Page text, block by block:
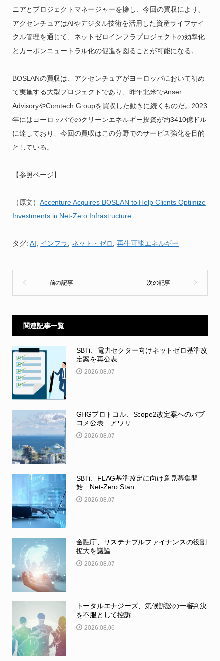
ニアとプロジェクトマネージャーを擁し、今回の買収により、
アクセンチュアはAIやデジタル技術を活用した資産ライフサイ
クル管理を通じて、ネットゼロインフラプロジェクトの効率化
とカーボンニュートラル化の促進を図ることが可能になる。
BOSLANの買収は、アクセンチュアがヨーロッパにおいて初め
て実施する大型プロジェクトであり、昨年北米でAnser
AdvisoryやComtech Groupを買収した動きに続くものだ。2023
年にはヨーロッパでのクリーンエネルギー投資が約3410億ドル
に達しており、今回の買収はこの分野でのサービス強化を目的
としている。
【参照ページ】
（原文） Accenture Acquires BOSLAN to Help Clients Optimize
Investments in Net-Zero Infrastructure
タグ: AI インフラ ネット・ゼロ 再生可能エネルギー
関連記事一覧
SBTi、電力セクター向けネットゼロ基準改
定案を再公表...
2026.08.07
GHGプロトコル、Scope2改定案へのパブ
コメ公表 アワリ...
2026.08.07
SBTi、FLAG基準改定に向け意見募集開
始 Net-Zero Stan...
2026.08.07
金融庁、サステナブルファイナンスの役割
拡大を議論 ...
2026.08.07
トータルエナジーズ、気候訴訟の一審判決
を不服として控訴
2026.08.06